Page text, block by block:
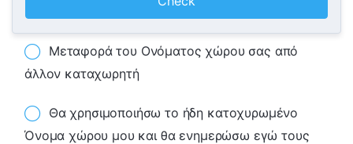
Μεταφορά του Ονόματος χώρου σας από
άλλον καταχωρητή
Θα χρησιμοποιήσω το ήδη κατοχυρωμένο
Όνομα χώρου μου και θα ενημερώσω εγώ τους